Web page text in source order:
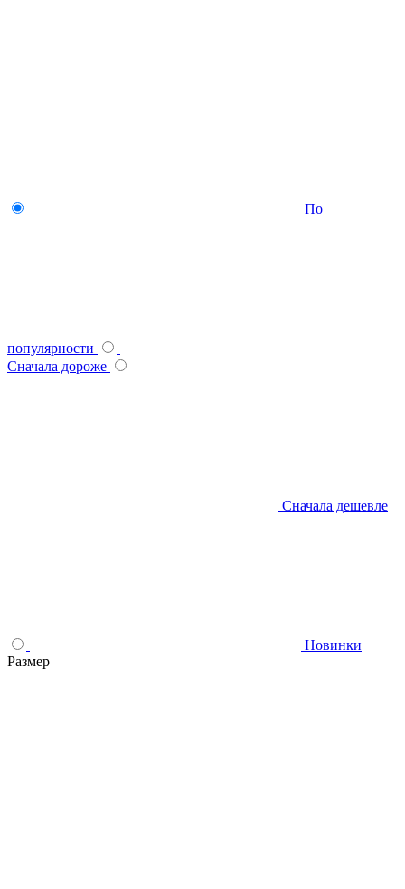
По
популярности
Сначала дороже
Сначала дешевле
Новинки
Размер